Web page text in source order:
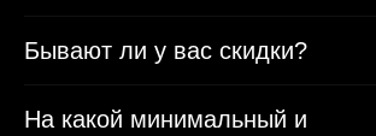
Водительское удостоверение
Иностранным гражданам
Бывают ли у вас скидки?
На какой минимальный и